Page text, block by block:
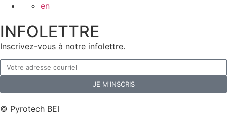
en
INFOLETTRE
Inscrivez-vous à notre infolettre.
JE M'INSCRIS
© Pyrotech BEI